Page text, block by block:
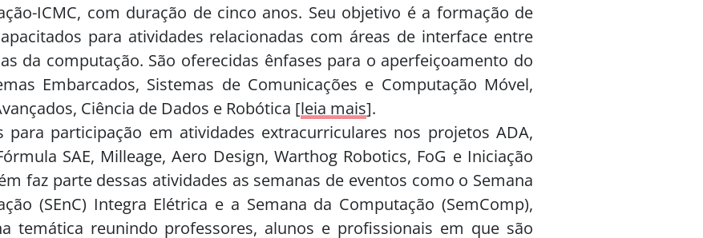
ICMC, com duração de cinco anos. Seu objetivo é a formação de
para atividades relacionadas com áreas de interface entre
da computação. São oferecidas ênfases para o aperfeiçoamento do
Embarcados, Sistemas de Comunicações e Computação Móvel,
Ciência de Dados e Robótica [leia mais].
para participação em atividades extracurriculares nos projetos ADA,
SAE, Milleage, Aero Design, Warthog Robotics, FoG e Iniciação
faz parte dessas atividades as semanas de eventos como o Semana
(SEnC) Integra Elétrica e a Semana da Computação (SemComp),
temática reunindo professores, alunos e profissionais em que são